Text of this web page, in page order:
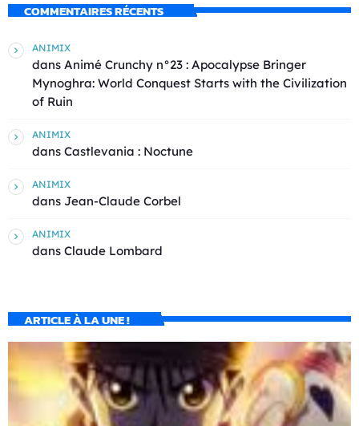
COMMENTAIRES RÉCENTS
ANIMIX
dans Animé Crunchy n°23 : Apocalypse Bringer
Mynoghra: World Conquest Starts with the Civilization
of Ruin
ANIMIX
dans Castlevania : Noctune
ANIMIX
dans Jean-Claude Corbel
ANIMIX
dans Claude Lombard
ARTICLE À LA UNE !